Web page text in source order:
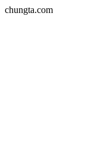
chungta.com